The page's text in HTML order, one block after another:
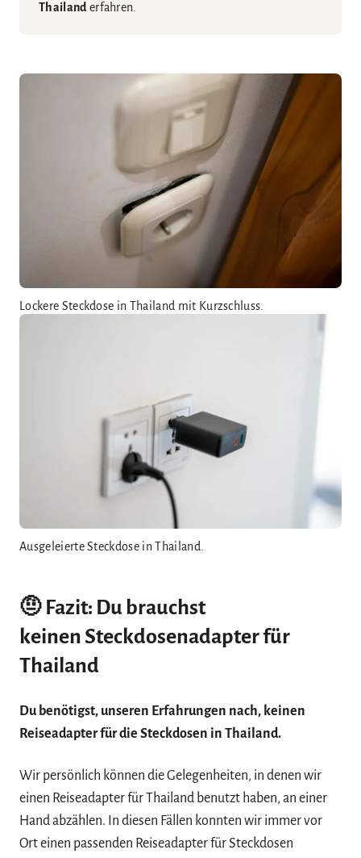
Thailand erfahren.
Lockere Steckdose in Thailand mit Kurzschluss.
Ausgeleierte Steckdose in Thailand.
🤨 Fazit: Du brauchst
keinen Steckdosenadapter für
Thailand
Du benötigst, unseren Erfahrungen nach, keinen
Reiseadapter für die Steckdosen in Thailand.
Wir persönlich können die Gelegenheiten, in denen wir
einen Reiseadapter für Thailand benutzt haben, an einer
Hand abzählen. In diesen Fällen konnten wir immer vor
Ort einen passenden Reiseadapter für Steckdosen